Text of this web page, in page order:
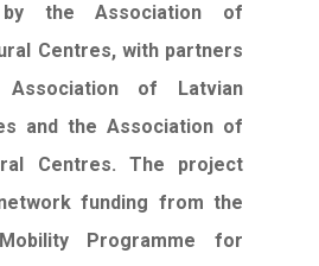
by the Association of
Centres, with partners
Association of Latvian
and the Association of
Centres. The project
funding from the
Programme for